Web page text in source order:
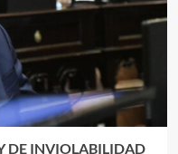
DE INVIOLABILIDAD